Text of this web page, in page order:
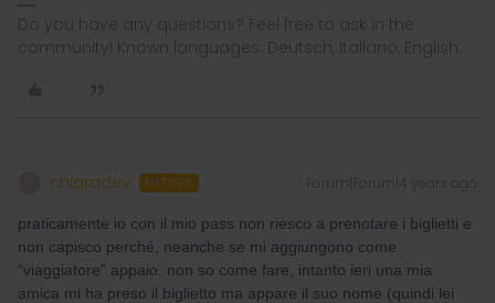
Do you have any questions? Feel free to ask in the
community! Known languages: Deutsch, Italiano, English.
chiaradev AUTHOR Forum|Forum|4 years ago
praticamente io con il mio pass non riesco a prenotare i biglietti e
non capisco perché, neanche se mi aggiungono come
“viaggiatore” appaio. non so come fare, intanto ieri una mia
amica mi ha preso il biglietto ma appare il suo nome (quindi lei